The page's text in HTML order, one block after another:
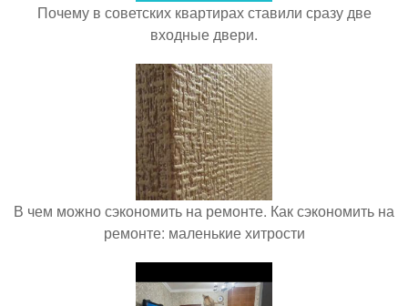
Почему в советских квартирах ставили сразу две
входные двери.
В чем можно сэкономить на ремонте. Как сэкономить на
ремонте: маленькие хитрости